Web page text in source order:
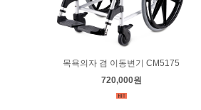
목욕의자 겸 이동변기 CM5175
720,000원